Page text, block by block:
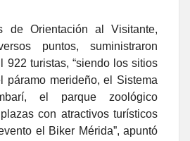
de Orientación al Visitante,
puntos, suministraron
922 turistas, “siendo los sitios
páramo merideño, el Sistema
el parque zoológico
con atractivos turísticos
el Biker Mérida”, apuntó